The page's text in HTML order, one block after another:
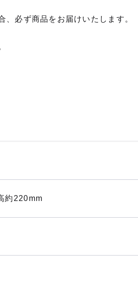
必ず商品をお届けいたします。
約220mm